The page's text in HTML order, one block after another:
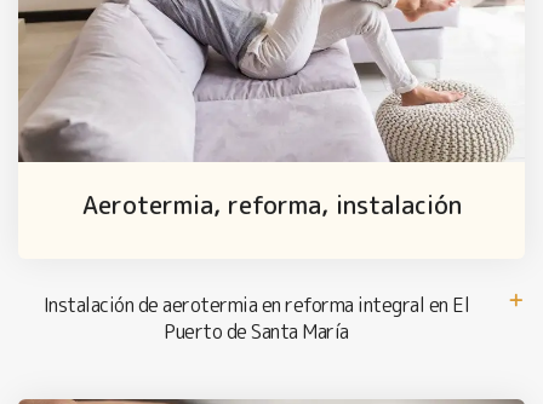
Aerotermia, reforma, instalación
Instalación de aerotermia en reforma integral en El
Puerto de Santa María